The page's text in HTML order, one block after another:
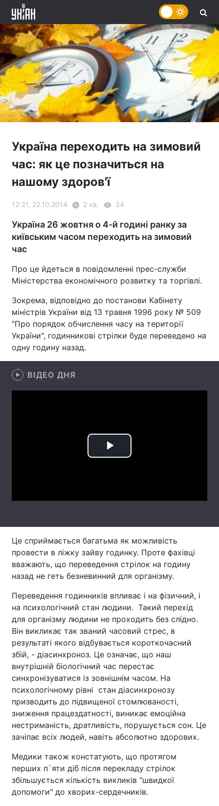
Україна Політика
Спорт Наука
Техно і зв'язок Лайт
Здоров'я Туризм
Цікавинки Погода
Екологія Регіони
Лонгріди
Відео з Youtube Статті
Інтерв'ю Думки
Контакти
Послуги
Україна переходить на зимовий
час: як це позначиться на
нашому здоров'ї
12:31, 22.10.2014 2 хв. 34
Україна 26 жовтня о 4-й годині ранку за
київським часом переходить на зимовий
час
Про це йдеться в повідомленні прес-служби
Міністерства економічного розвитку та торгівлі.
Зокрема, відповідно до постанови Кабінету
міністрів України від 13 травня 1996 року № 509
"Про порядок обчислення часу на території
України", годинникові стрілки буде переведено на
одну годину назад.
ВІДЕО ДНЯ
Play
Це сприймається багатьма як можливість
провести в ліжку зайву годинку. Проте фахівці
вважають, що переведення стрілок на годину
назад не геть безневинний для організму.
Переведення годинників впливає і на фізичний, і
на психологічний стан людини. Такий перехід
для організму людини не проходить без слідно.
Він викликає так званий часовий стрес, в
результаті якого відбувається короткочасний
збій, - діасинхроноз. Це означає, що наш
внутрішній біологічний час перестає
синхронізуватися із зовнішнім часом. На
психологічному рівні стан діасинхронозу
призводить до підвищеної стомлюваності,
зниження працездатності, виникає емоційна
нестриманість, дратливість, порушується сон. Це
зачіпає всіх людей, навіть абсолютно здорових.
Медики також констатують, що протягом
перших п`яти діб після перекладу стрілок
збільшується кількість викликів "швидкої
допомоги" до хворих-сердечників.